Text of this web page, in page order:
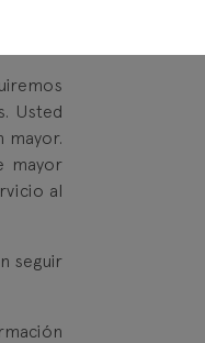
Usted
mayor.
mayor
al
seguir